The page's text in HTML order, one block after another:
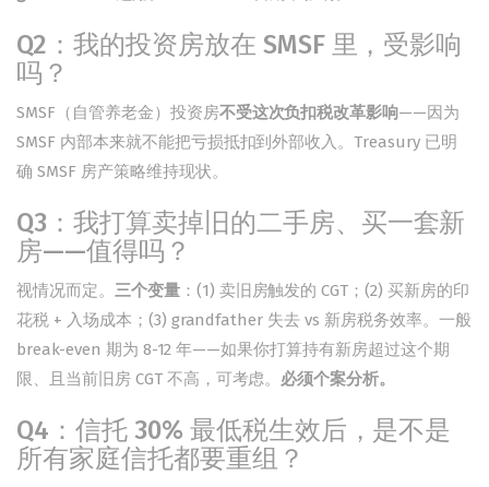
Q2：我的投资房放在 SMSF 里，受影响
吗？
SMSF（自管养老金）投资房不受这次负扣税改革影响——因为
SMSF 内部本来就不能把亏损抵扣到外部收入。Treasury 已明
确 SMSF 房产策略维持现状。
Q3：我打算卖掉旧的二手房、买一套新
房——值得吗？
视情况而定。 三个变量：(1) 卖旧房触发的 CGT；(2) 买新房的印
花税 + 入场成本；(3) grandfather 失去 vs 新房税务效率。一般
break-even 期为 8-12 年——如果你打算持有新房超过这个期
限、且当前旧房 CGT 不高，可考虑。 必须个案分析。
Q4：信托 30% 最低税生效后，是不是
所有家庭信托都要重组？